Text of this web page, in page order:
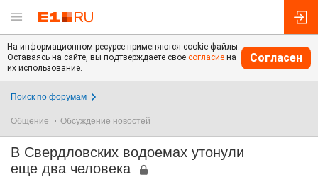
На информационном ресурсе применяются cookie-файлы.
Оставаясь на сайте, вы подтверждаете свое согласие на
их использование.
Согласен
Поиск по форумам
Общение Обсуждение новостей
В Свердловских водоемах утонули
еще два человека